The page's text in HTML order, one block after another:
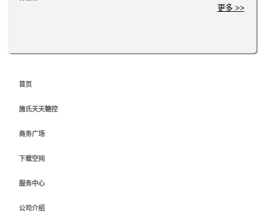
更多 >>
首页
施氏天天糖控
商务广场
下载空间
服务中心
公司介绍